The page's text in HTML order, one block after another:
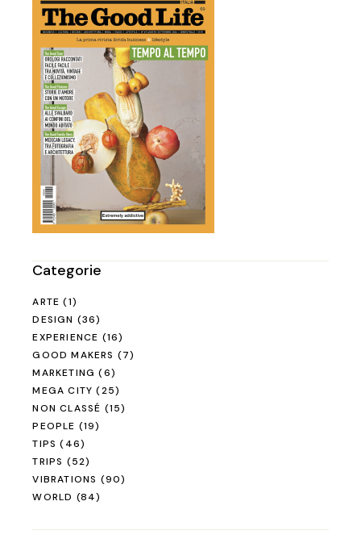
Categorie
ARTE (1)
DESIGN (36)
EXPERIENCE (16)
GOOD MAKERS (7)
MARKETING (6)
MEGA CITY (25)
NON CLASSÉ (15)
PEOPLE (19)
TIPS (46)
TRIPS (52)
VIBRATIONS (90)
WORLD (84)